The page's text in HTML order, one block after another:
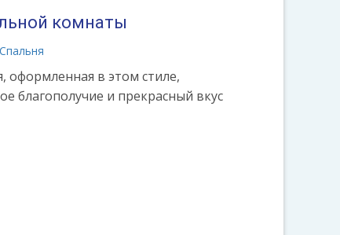
комнаты
Спальня
оформленная в этом стиле,
благополучие и прекрасный вкус